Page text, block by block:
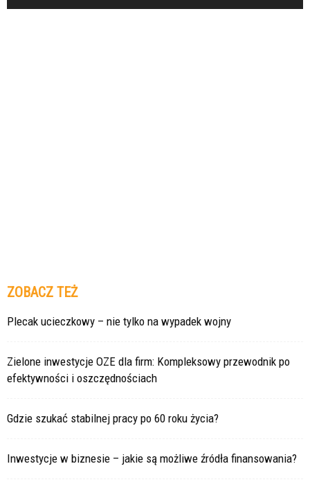
ZOBACZ TEŻ
Plecak ucieczkowy – nie tylko na wypadek wojny
Zielone inwestycje OZE dla firm: Kompleksowy przewodnik po
efektywności i oszczędnościach
Gdzie szukać stabilnej pracy po 60 roku życia?
Inwestycje w biznesie – jakie są możliwe źródła finansowania?